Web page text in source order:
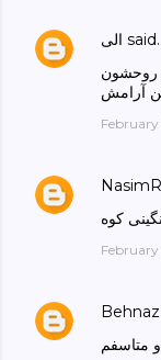
الی
روحشون
February
February
Behnaz
متاسفم